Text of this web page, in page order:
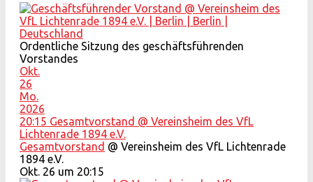
Ordentliche Sitzung des geschäftsführenden
Vorstandes
Okt.
26
Mo.
2026
20:15 Gesamtvorstand @ Vereinsheim des VfL
Lichtenrade 1894 e.V.
Gesamtvorstand @ Vereinsheim des VfL Lichtenrade
1894 e.V.
Okt. 26 um 20:15